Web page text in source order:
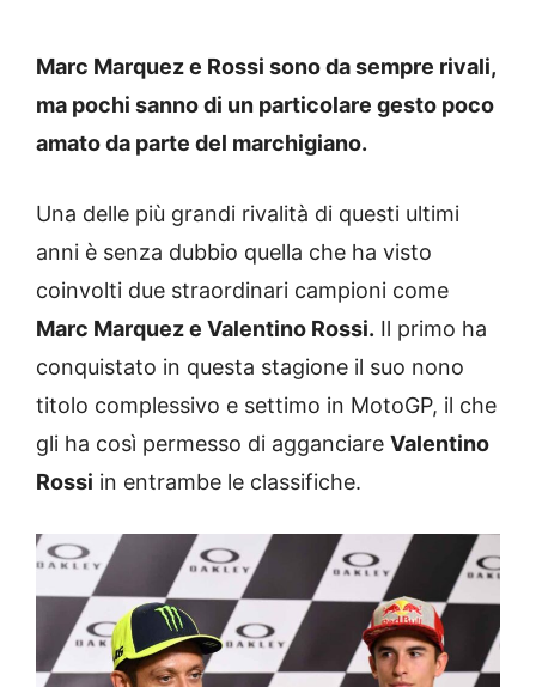
Marc Marquez e Rossi sono da sempre rivali,
ma pochi sanno di un particolare gesto poco
amato da parte del marchigiano.
Una delle più grandi rivalità di questi ultimi
anni è senza dubbio quella che ha visto
coinvolti due straordinari campioni come
Marc Marquez e Valentino Rossi. Il primo ha
conquistato in questa stagione il suo nono
titolo complessivo e settimo in MotoGP, il che
gli ha così permesso di agganciare Valentino
Rossi in entrambe le classifiche.